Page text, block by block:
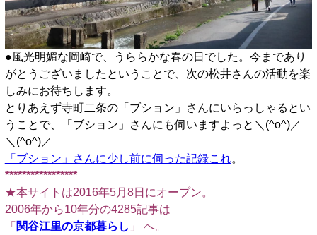
●風光明媚な岡崎で、うららかな春の日でした。今まであり
がとうございましたということで、次の松井さんの活動を楽
しみにお待ちします。
とりあえず寺町二条の「ブション」さんにいらっしゃるとい
うことで、「ブション」さんにも伺いますよっと＼(^o^)／
＼(^o^)／
「ブション」さんに少し前に伺った記録これ。
*****************
★本サイトは2016年5月8日にオープン。
2006年から10年分の4285記事は
「 関谷江里の京都暮らし 」 へ。